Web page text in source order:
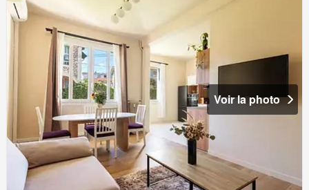
Voir la photo